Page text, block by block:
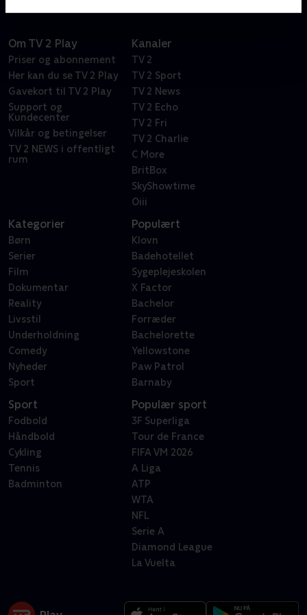
Om TV 2 Play
Priser og abonnement
Her kan du se TV 2 Play
Gavekort til TV 2 Play
Support og
Kundecenter
Vilkår og betingelser
TV 2 NEWS i offentligt
rum
Kanaler
TV 2
TV 2 Sport
TV 2 News
TV 2 Echo
TV 2 Fri
TV 2 Charlie
C More
BritBox
SkyShowtime
Oiii
Kategorier
Børn
Serier
Film
Dokumentar
Reality
Livsstil
Underholdning
Comedy
Nyheder
Sport
Populært
Klovn
Badehotellet
Sygeplejeskolen
X Factor
Bachelor
Forræder
Bachelorette
Yellowstone
Paw Patrol
Barnaby
Sport
Fodbold
Håndbold
Cykling
Tennis
Badminton
Populær sport
3F Superliga
Tour de France
FIFA VM 2026
A Liga
ATP
WTA
NFL
Serie A
Diamond League
La Vuelta